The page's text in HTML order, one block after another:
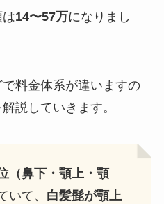
14〜57万になりまし
料金体系が違いますの
説していきます。
（鼻下・顎上・顎
いて、 白髪髭が顎上